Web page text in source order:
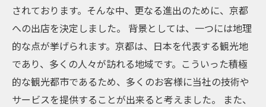
されております。そんな中、更なる進出のために、京都
への出店を決定しました。 背景としては、一つには地理
的な点が挙げられます。京都は、日本を代表する観光地
であり、多くの人々が訪れる地域です。こういった積極
的な観光都市であるため、多くのお客様に当社の技術や
サービスを提供することが出来ると考えました。 また、